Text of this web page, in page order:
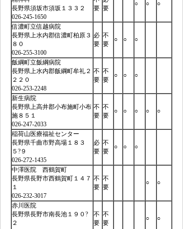
長野県須坂市須坂１３３２
026-245-1650
要 要
○ ○ ○
信濃町立信越病院
長野県上水内郡信濃町柏原３
８０
026-255-3100
必
要
不
要
○ ○ ○
飯綱町立飯綱病院
長野県上水内郡飯綱町牟礼２
２２０
026-253-2248
不
要
不
要
○ ○ ○
新生病院
長野県上高井郡小布施町小布
施８５１
026-247-2033
不
要
不
要
○ ○ ○ ○ ○
稲荷山医療福祉センター
長野県千曲市野高場１８３
５?９
026-272-1435
必
要
不
要
○ ○ ○
中澤医院 西鶴賀町
長野県長野市西鶴賀町１４７
１
026-232-3017
不
要
不
要
○ ○
赤川医院
長野県長野市南長池１９０?
２
不
要
不
要
○ ○